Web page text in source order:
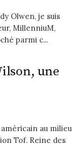
Olwen, je suis
MillenniuM,
parmi c...
une
au milieu
Tof. Reine des